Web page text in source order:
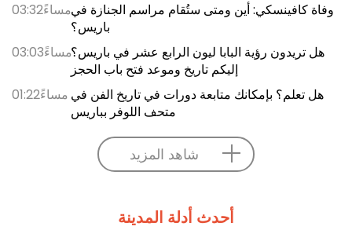
03:32مساءًوفاة كافينسكي: أين ومتى ستُقام مراسم الجنازة في
باريس؟
03:03مساءًهل تريدون رؤية البابا ليون الرابع عشر في باريس؟
إليكم تاريخ وموعد فتح باب الحجز
01:22مساءً هل تعلم؟ بإمكانك متابعة دورات في تاريخ الفن في
متحف اللوفر بباريس
شاهد المزيد
أحدث أدلة المدينة